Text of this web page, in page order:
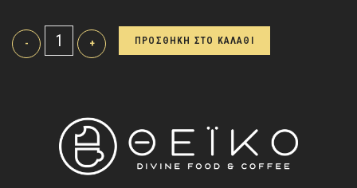
- + ΠΡΟΣΘΗΚΗ ΣΤΟ ΚΑΛΑΘΙ